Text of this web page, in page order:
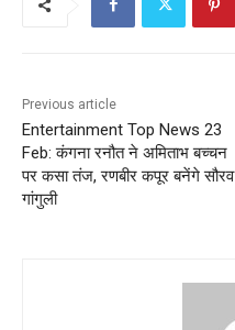
Previous article
Entertainment Top News 23
Feb: कंगना रनौत ने अमिताभ बच्चन
पर कसा तंज, रणबीर कपूर बनेंगे सौरव
गांगुली